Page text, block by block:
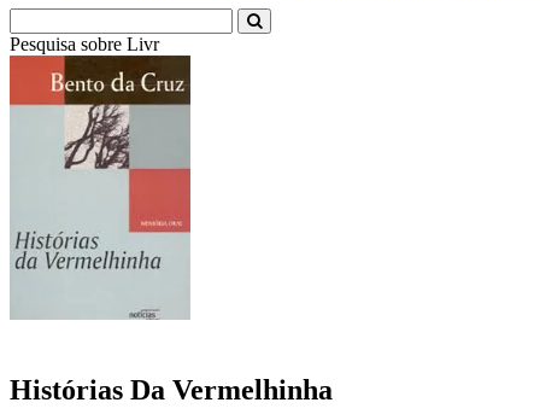
Pesquisa sobre Literatura
Histórias Da Vermelhinha